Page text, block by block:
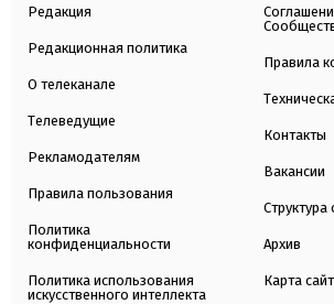
Редакция
Редакционная политика
О телеканале
Телеведущие
Рекламодателям
Правила пользования
Политика
конфиденциальности
Политика использования
искусственного интеллекта
Правила
Контакты
Вакансии
Структура
Архив
Карта